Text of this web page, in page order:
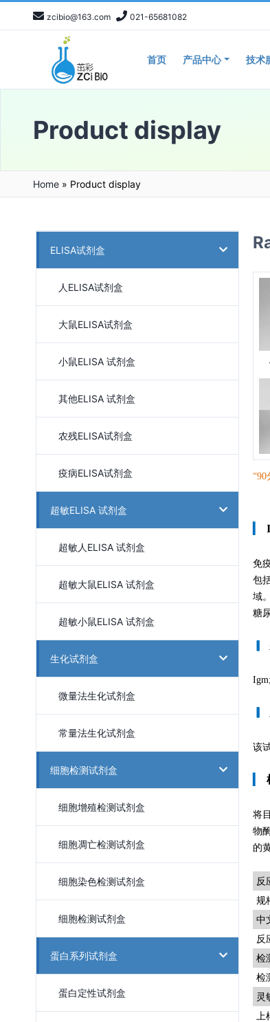
zcibio@163.com 021-65681082
首页 产品中心 技术
Product display
Home » Product display
“90
免
包
域
糖
该
将
物
的
反
规
中
反
检
检
灵
上
ELISA试剂盒
人ELISA试剂盒
大鼠ELISA试剂盒
小鼠ELISA 试剂盒
其他ELISA 试剂盒
农残ELISA试剂盒
疫病ELISA试剂盒
超敏ELISA 试剂盒
超敏人ELISA 试剂盒
超敏大鼠ELISA 试剂盒
超敏小鼠ELISA 试剂盒
生化试剂盒
微量法生化试剂盒
常量法生化试剂盒
细胞检测试剂盒
细胞增殖检测试剂盒
细胞凋亡检测试剂盒
细胞染色检测试剂盒
细胞检测试剂盒
蛋白系列试剂盒
蛋白定性试剂盒